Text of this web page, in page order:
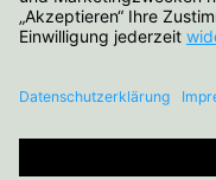
Über Hartjes